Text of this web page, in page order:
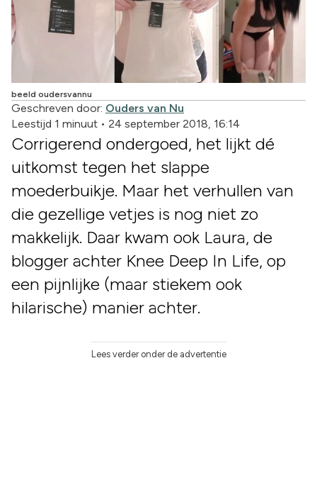
beeld oudersvannu
Geschreven door: Ouders van Nu
Leestijd 1 minuut • 24 september 2018, 16:14
Corrigerend ondergoed, het lijkt dé
uitkomst tegen het slappe
moederbuikje. Maar het verhullen van
die gezellige vetjes is nog niet zo
makkelijk. Daar kwam ook Laura, de
blogger achter Knee Deep In Life, op
een pijnlijke (maar stiekem ook
hilarische) manier achter.
Lees verder onder de advertentie